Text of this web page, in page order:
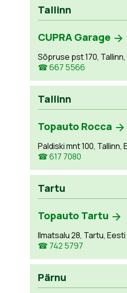
Tallinn
CUPRA Garage
Sõpruse pst 170,
☎ 667 5566
Tallinn
Topauto Rocca
Paldiski mnt 100, Tallinn,
☎ 617 7080
Tartu
Topauto Tartu
Ilmatsalu 28, Tartu, Eesti
☎ 742 5797
Pärnu